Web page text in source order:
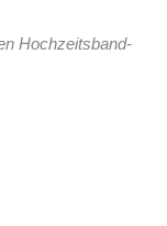
Hochzeitsband-